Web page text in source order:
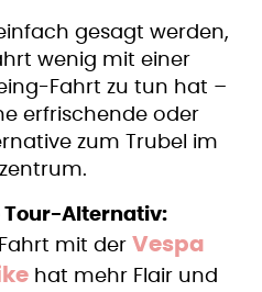
gesagt werden,
wenig mit einer
Fahrt zu tun hat –
erfrischende oder
zum Trubel im
Tour-Alternativ:
mit der Vespa
hat mehr Flair und